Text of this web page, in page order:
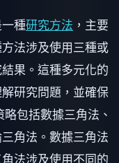
種研究方法 ，主要
法涉及使用三種或
果。這種多元化的
研究問題，並確保
包括數據三角法、
角法。數據三角法
法涉及使用不同的